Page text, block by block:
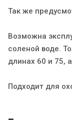
Так же
Возможна
соленой воде.
длинах 60 и 75,
Подходит для